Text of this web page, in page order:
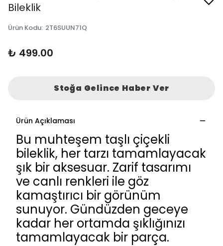
Bileklik
Ürün Kodu: 2T6SUUN71Q
₺ 499.00
Stoğa Gelince Haber Ver
Ürün Açıklaması
Bu muhteşem taşlı çiçekli
bileklik, her tarzı tamamlayacak
şık bir aksesuar. Zarif tasarımı
ve canlı renkleri ile göz
kamaştırıcı bir görünüm
sunuyor. Gündüzden geceye
kadar her ortamda şıklığınızı
tamamlayacak bir parça.